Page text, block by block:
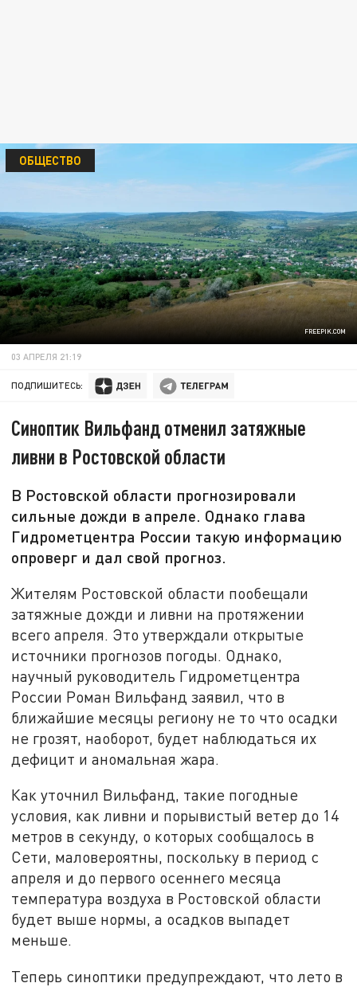
FREEPIK.COM
ОБЩЕСТВО
03 АПРЕЛЯ 21:19
ПОДПИШИТЕСЬ:
Синоптик Вильфанд отменил затяжные
ливни в Ростовской области
В Ростовской области прогнозировали
сильные дожди в апреле. Однако глава
Гидрометцентра России такую информацию
опроверг и дал свой прогноз.
Жителям Ростовской области пообещали
затяжные дожди и ливни на протяжении
всего апреля. Это утверждали открытые
источники прогнозов погоды. Однако,
научный руководитель Гидрометцентра
России Роман Вильфанд заявил, что в
ближайшие месяцы региону не то что осадки
не грозят, наоборот, будет наблюдаться их
дефицит и аномальная жара.
Как уточнил Вильфанд, такие погодные
условия, как ливни и порывистый ветер до 14
метров в секунду, о которых сообщалось в
Сети, маловероятны, поскольку в период с
апреля и до первого осеннего месяца
температура воздуха в Ростовской области
будет выше нормы, а осадков выпадет
меньше.
Теперь синоптики предупреждают, что лето в